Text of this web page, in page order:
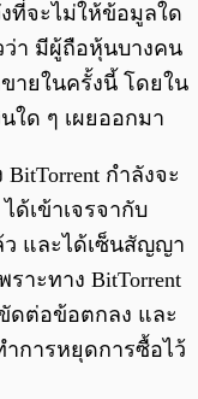
ที่จะไม่ให้ข้อมูลใด
า มีผู้ถือหุ้นบางคน
ายในครั้งนี้ โดยใน
ใด ๆ เผยออกมา
BitTorrent กำลังจะ
ด้เข้าเจรจากับ
ว และได้เซ็นสัญญา
าะทาง BitTorrent
ดต่อข้อตกลง และ
การหยุดการซื้อไว้